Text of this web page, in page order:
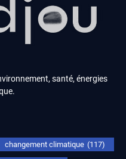
santé, énergies
changement climatique (117)